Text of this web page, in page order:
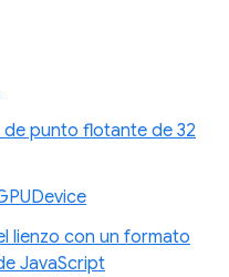
punto flotante de 32
lienzo con un formato
JavaScript